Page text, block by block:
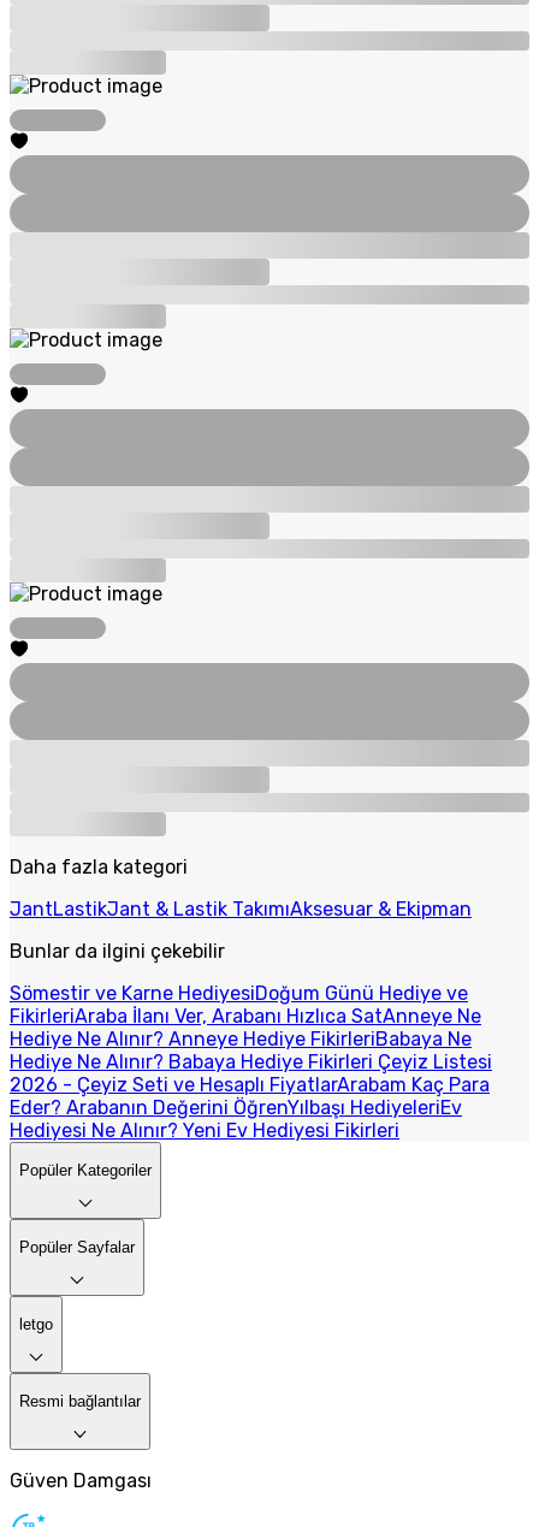
Daha fazla kategori
JantLastikJant & Lastik TakımıAksesuar & Ekipman
Bunlar da ilgini çekebilir
Sömestir ve Karne HediyesiDoğum Günü Hediye ve
FikirleriAraba İlanı Ver, Arabanı Hızlıca SatAnneye Ne
Hediye Ne Alınır? Anneye Hediye FikirleriBabaya Ne
Hediye Ne Alınır? Babaya Hediye Fikirleri Çeyiz Listesi
2026 - Çeyiz Seti ve Hesaplı FiyatlarArabam Kaç Para
Eder? Arabanın Değerini ÖğrenYılbaşı HediyeleriEv
Hediyesi Ne Alınır? Yeni Ev Hediyesi Fikirleri
Popüler Kategoriler
Popüler Sayfalar
letgo
Resmi bağlantılar
Güven Damgası